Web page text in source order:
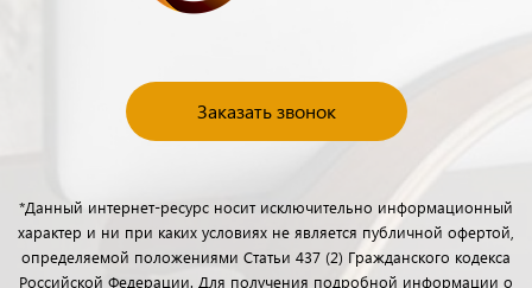
Заказать звонок
*Данный интернет-ресурс носит исключительно информационный
характер и ни при каких условиях не является публичной офертой,
определяемой положениями Статьи 437 (2) Гражданского кодекса
Российской Федерации. Для получения подробной информации о